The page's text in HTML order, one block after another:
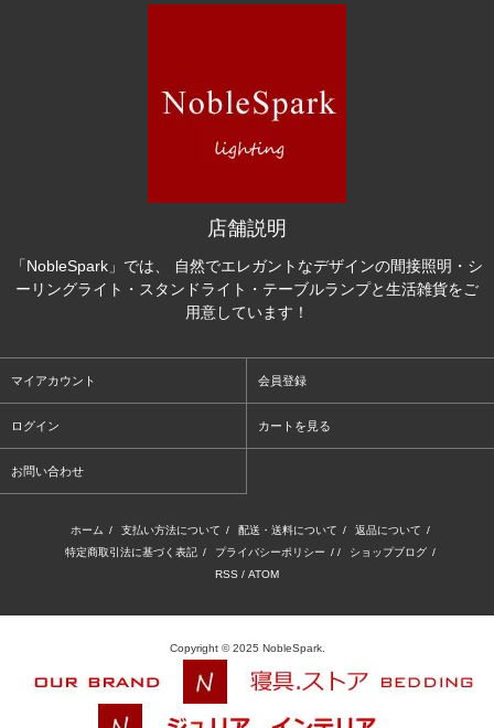
店舗説明
「NobleSpark」では、 自然でエレガントなデザインの間接照明・シ
ーリングライト・スタンドライト・テーブルランプと生活雑貨をご
用意しています！
マイアカウント 会員登録
ログイン カートを見る
お問い合わせ
ホーム / 支払い方法について / 配送・送料について / 返品について /
特定商取引法に基づく表記 / プライバシーポリシー / / ショップブログ /
RSS / ATOM
Copyright © 2025 NobleSpark.